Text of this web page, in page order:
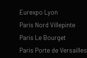
Eurexpo Lyon
Paris Nord Villepinte
Paris Le Bourget
Paris Porte de Versailles